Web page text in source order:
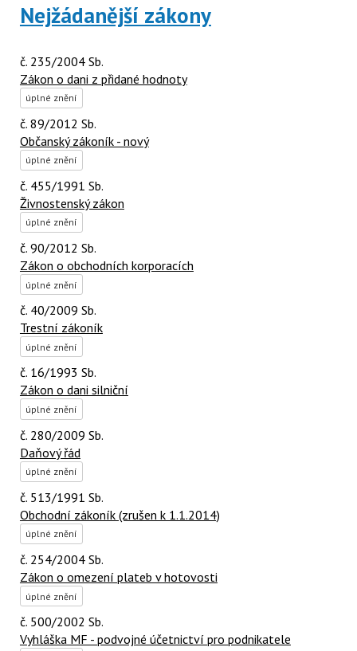
Nejžádanější zákony
č. 235/2004 Sb.
Zákon o dani z přidané hodnoty
úplné znění
č. 89/2012 Sb.
Občanský zákoník - nový
úplné znění
č. 455/1991 Sb.
Živnostenský zákon
úplné znění
č. 90/2012 Sb.
Zákon o obchodních korporacích
úplné znění
č. 40/2009 Sb.
Trestní zákoník
úplné znění
č. 16/1993 Sb.
Zákon o dani silniční
úplné znění
č. 280/2009 Sb.
Daňový řád
úplné znění
č. 513/1991 Sb.
Obchodní zákoník (zrušen k 1.1.2014)
úplné znění
č. 254/2004 Sb.
Zákon o omezení plateb v hotovosti
úplné znění
č. 500/2002 Sb.
Vyhláška MF - podvojné účetnictví pro podnikatele